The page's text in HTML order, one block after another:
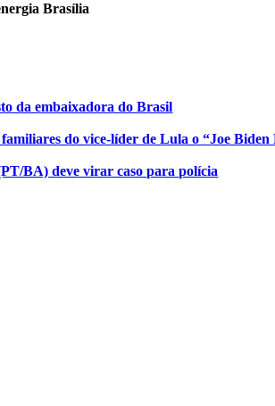
Brasília
da embaixadora do Brasil
do vice-líder de Lula o “Joe
BA) deve virar caso para polícia